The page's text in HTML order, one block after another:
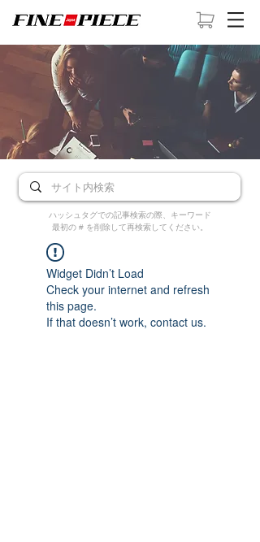
ハッシュタグでの記事検索の際、キーワード
最初の # を削除して再検索してください。
Widget Didn’t Load
Check your internet and refresh
this page.
If that doesn’t work, contact us.